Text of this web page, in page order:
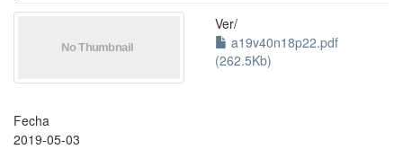
Ver/
a19v40n18p22.pdf
(262.5Kb)
Fecha
2019-05-03